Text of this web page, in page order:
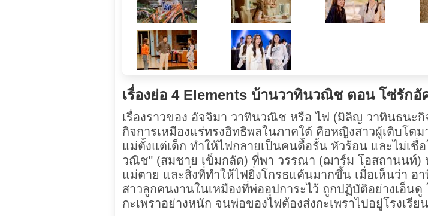
เรื่องย่อ 4 Elements บ้านวาทินวณิช ตอน โซ่รักอั
เรื่องราวของ อัจจิมา วาทินวณิช หรือ ไฟ (มิลิญ วาทินธนะ
กิจการเหมืองแร่ทรงอิทธิพลในภาคใต้ คือหญิงสาวผู้เติบโต
แม่ตั้งแต่เด็ก ทำให้ไฟกลายเป็นคนดื้อรั้น หัวร้อน และไม่เชื่
วณิช" (สมชาย เข็มกลัด) ที่พา วรรณา (ฌาร์ม โอสถานนท์)
แม่ตาย และสิ่งที่ทำให้ไฟยิ่งโกรธแค้นมากขึ้น เมื่อเห็นว่า อ
สาวลูกคนงานในเหมืองที่พ่ออุปการะไว้ ถูกปฏิบัติอย่างเอ็น
กะเพราอย่างหนัก จนพ่อของไฟต้องส่งกะเพราไปอยู่โรงเ